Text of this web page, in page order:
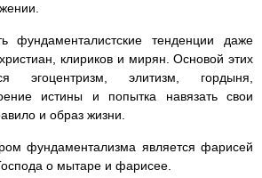
фундаменталистские тенденции даже
клириков и мирян. Основой этих
эгоцентризм, элитизм, гордыня,
истины и попытка навязать свои
и образ жизни.
фундаментализма является фарисей
о мытаре и фарисее.